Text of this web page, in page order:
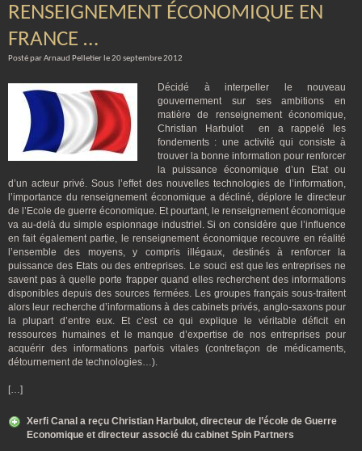
RENSEIGNEMENT ÉCONOMIQUE EN
FRANCE …
Posté par Arnaud Pelletier le 20 septembre 2012
Décidé à interpeller le nouveau
gouvernement sur ses ambitions en
matière de renseignement économique,
Christian Harbulot en a rappelé les
fondements : une activité qui consiste à
trouver la bonne information pour renforcer
la puissance économique d’un Etat ou
d’un acteur privé. Sous l’effet des nouvelles technologies de l’information,
l’importance du renseignement économique a décliné, déplore le directeur
de l’Ecole de guerre économique. Et pourtant, le renseignement économique
va au-delà du simple espionnage industriel. Si on considère que l’influence
en fait également partie, le renseignement économique recouvre en réalité
l’ensemble des moyens, y compris illégaux, destinés à renforcer la
puissance des Etats ou des entreprises. Le souci est que les entreprises ne
savent pas à quelle porte frapper quand elles recherchent des informations
disponibles depuis des sources fermées. Les groupes français sous-traitent
alors leur recherche d’informations à des cabinets privés, anglo-saxons pour
la plupart d’entre eux. Et c’est ce qui explique le véritable déficit en
ressources humaines et le manque d’expertise de nos entreprises pour
acquérir des informations parfois vitales (contrefaçon de médicaments,
détournement de technologies…).
[…]
Xerfi Canal a reçu Christian Harbulot, directeur de l’école de Guerre
Economique et directeur associé du cabinet Spin Partners